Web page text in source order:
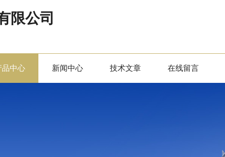
限公司
品中心 新闻中心 技术文章 在线留言